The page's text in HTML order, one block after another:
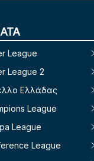
League
League 2
Ελλάδας
League
League
League